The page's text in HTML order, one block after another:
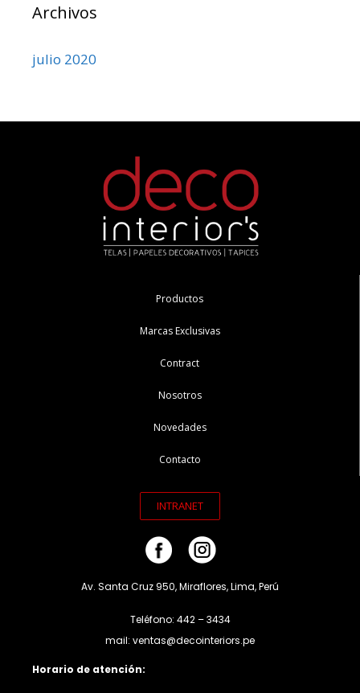
Archivos
julio 2020
Productos
Marcas Exclusivas
Contract
Nosotros
Novedades
Contacto
INTRANET
Av. Santa Cruz 950, Miraflores, Lima, Perú
Teléfono: 442 – 3434
mail: ventas@decointeriors.pe
Horario de atención: